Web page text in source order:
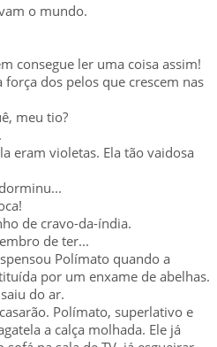
o mundo.
consegue ler uma coisa assim!
dos pelos que crescem nas
meu tio?
eram violetas. Ela tão vaidosa
de cravo-da-índia.
de ter...
Polímato quando a
por um enxame de abelhas.
do ar.
Polímato, superlativo e
a calça molhada. Ele já